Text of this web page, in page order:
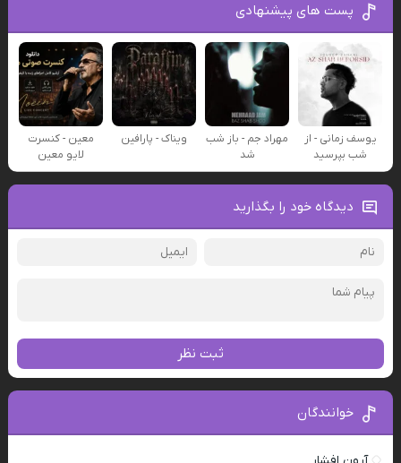
پست های پیشنهادی
یوسف زمانی - از
شب بپرسید
مهراد جم - باز شب
شد
ویناک - پارافین
معین - کنسرت
لایو معین
دیدگاه خود را بگذارید
ثبت نظر
خوانندگان